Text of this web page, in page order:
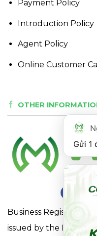
Payment Policy
Introduction Policy
Agent Policy
Online Customer
OTHER
Business Registration
issued by the
Gửi 1